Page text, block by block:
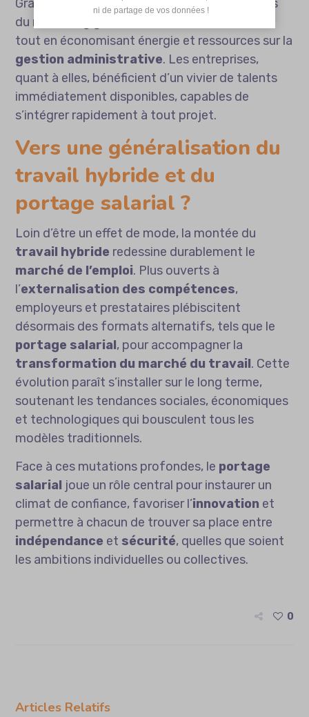
Grâce au
portage salarial, les professionnels
du marketing gardent la main sur leur carrière
tout en économisant énergie et ressources sur la
gestion administrative. Les entreprises,
quant à elles, bénéficient d’un vivier de talents
immédiatement disponibles, capables de
s’intégrer rapidement à tout projet.
Vers une généralisation du
travail hybride et du
portage salarial ?
Loin d’être un effet de mode, la montée du
travail hybride redessine durablement le
marché de l’emploi. Plus ouverts à
l’externalisation des compétences,
employeurs et prestataires plébiscitent
désormais des formats alternatifs, tels que le
portage salarial, pour accompagner la
transformation du marché du travail. Cette
évolution paraît s’installer sur le long terme,
soutenant les tendances sociales, économiques
et technologiques qui bousculent tous les
modèles traditionnels.
Face à ces mutations profondes, le portage
salarial joue un rôle central pour instaurer un
climat de confiance, favoriser l’innovation et
permettre à chacun de trouver sa place entre
indépendance et sécurité, quelles que soient
les ambitions individuelles ou collectives.
0
Articles Relatifs
ni de partage de vos données !